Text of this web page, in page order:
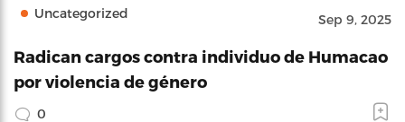
Uncategorized Sep 9, 2025
Radican cargos contra individuo de Humacao
por violencia de género
0